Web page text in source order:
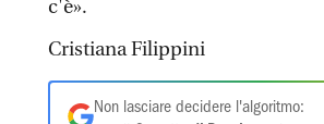
c'è».
Cristiana Filippini
Non lasciare decidere l'algoritmo: